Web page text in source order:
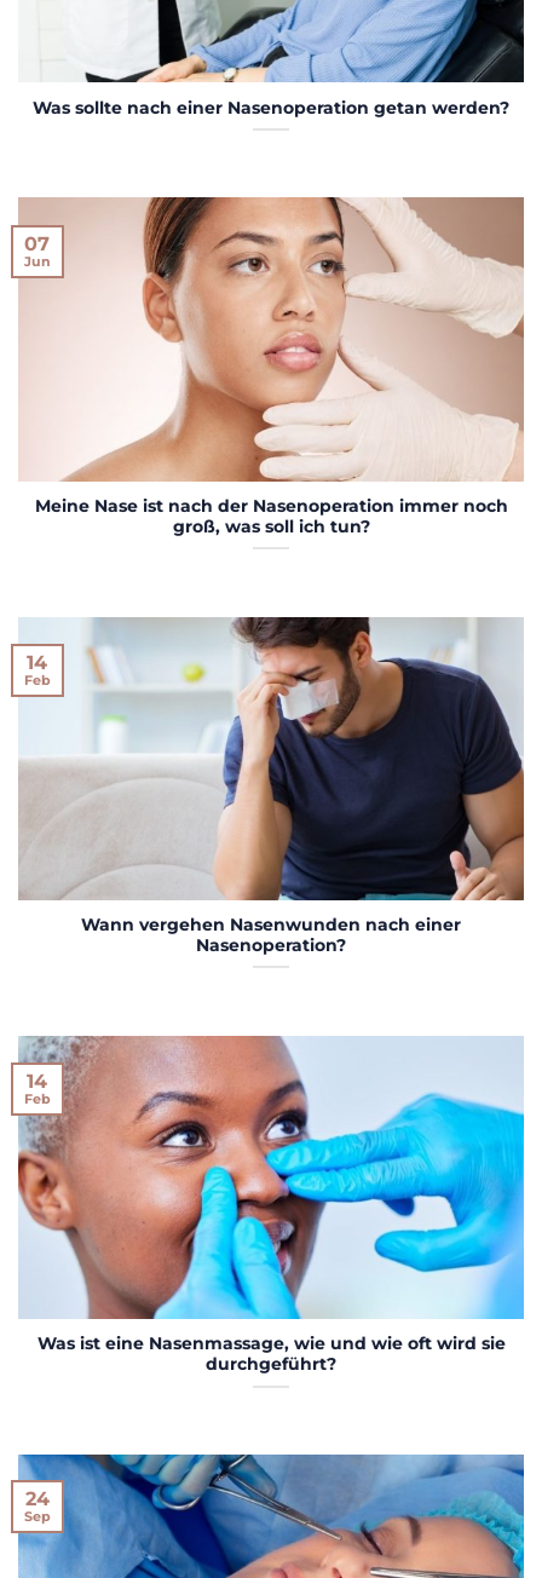
Was sollte nach einer Nasenoperation getan werden?
Meine Nase ist nach der Nasenoperation immer noch
groß, was soll ich tun?
07
Jun
Wann vergehen Nasenwunden nach einer
Nasenoperation?
14
Feb
Was ist eine Nasenmassage, wie und wie oft wird sie
durchgeführt?
14
Feb
24
Sep